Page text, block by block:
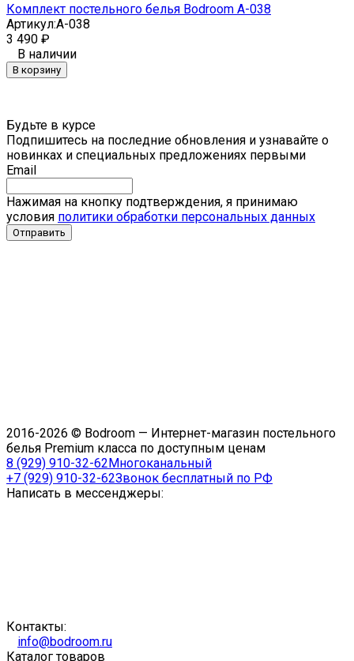
Комплект постельного белья Bodroom A-038
Артикул:A-038
3 490 ₽
В наличии
В корзину
Будьте в курсе
Подпишитесь на последние обновления и узнавайте о
новинках и специальных предложениях первыми
Email
Нажимая на кнопку подтверждения, я принимаю
условия политики обработки персональных данных
2016-2026 © Bodroom — Интернет-магазин постельного
белья Premium класса по доступным ценам
8 (929) 910-32-62 Многоканальный
+7 (929) 910-32-62Звонок бесплатный по РФ
Написать в мессенджеры:
Контакты:
info@bodroom.ru
Каталог товаров